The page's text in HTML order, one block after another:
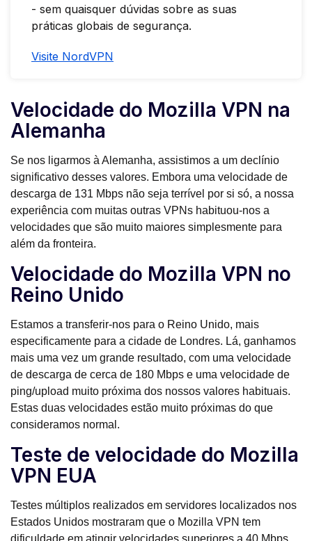
- sem quaisquer dúvidas sobre as suas
práticas globais de segurança.
Visite NordVPN
Velocidade do Mozilla VPN na
Alemanha
Se nos ligarmos à Alemanha, assistimos a um declínio
significativo desses valores. Embora uma velocidade de
descarga de 131 Mbps não seja terrível por si só, a nossa
experiência com muitas outras VPNs habituou-nos a
velocidades que são muito maiores simplesmente para
além da fronteira.
Velocidade do Mozilla VPN no
Reino Unido
Estamos a transferir-nos para o Reino Unido, mais
especificamente para a cidade de Londres. Lá, ganhamos
mais uma vez um grande resultado, com uma velocidade
de descarga de cerca de 180 Mbps e uma velocidade de
ping/upload muito próxima dos nossos valores habituais.
Estas duas velocidades estão muito próximas do que
consideramos normal.
Teste de velocidade do Mozilla
VPN EUA
Testes múltiplos realizados em servidores localizados nos
Estados Unidos mostraram que o Mozilla VPN tem
dificuldade em atingir velocidades superiores a 40 Mbps.